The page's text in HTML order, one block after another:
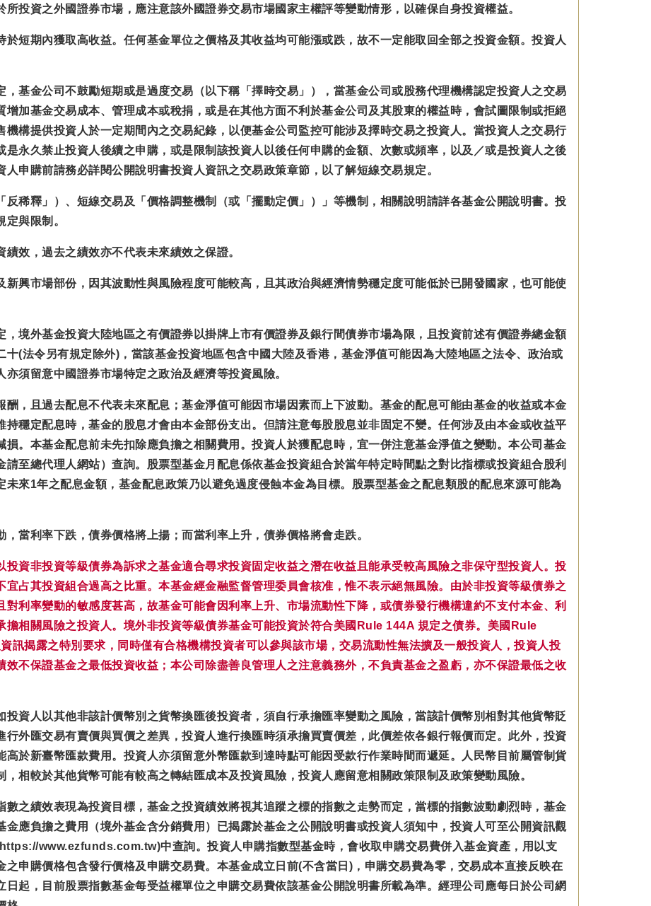
投資之外國證券市場，應注意該外國證券交易市場國家主權評等變動情形，以確保自身投資權益。
短期內獲取高收益。任何基金單位之價格及其收益均可能漲或跌，故不一定能取回全部之投資金額。投資人
基金公司不鼓勵短期或是過度交易（以下稱「擇時交易」），當基金公司或股務代理機構認定投資人之交易
加基金交易成本、管理成本或稅捐，或是在其他方面不利於基金公司及其股東的權益時，會試圖限制或拒絕
構提供投資人於一定期間內之交易紀錄，以便基金公司監控可能涉及擇時交易之投資人。當投資人之交易行
永久禁止投資人後續之申購，或是限制該投資人以後任何申購的金額、次數或頻率，以及／或是投資人之後
申購前請務必詳閱公開說明書投資人資訊之交易政策章節，以了解短線交易規定。
稀釋」）、短線交易及「價格調整機制（或「擺動定價」）」等機制，相關說明請詳各基金公開說明書。投
與限制。
效，過去之績效亦不代表未來績效之保證。
興市場部份，因其波動性與風險程度可能較高，且其政治與經濟情勢穩定度可能低於已開發國家，也可能使
， 境外基金投資大陸地區之有價證券以掛牌上市有價證券及銀行間債券市場為限，且投資前述有價證券總金額
(法令另有規定除外)， 當該基金投資地區包含中國大陸及香港，基金淨值可能因為大陸地區之法令、政治或
亦須留意中國證券市場特定之政治及經濟等投資風險。
，且過去配息不代表未來配息；基金淨值可能因市場因素而上下波動。基金的配息可能由基金的收益或本金
持穩定配息時，基金的股息才會由本金部份支出。但請注意每股股息並非固定不變。 任何涉及由本金或收益平
。本基金配息前未先扣除應負擔之相關費用。投資人於獲配息時，宜一併注意基金淨值之變動。本公司基金
至總代理人網站）查詢。股票型基金月配息係依基金投資組合於當年特定時間點之對比指標或投資組合股利
來1年之配息金額，基金配息政策乃以避免過度侵蝕本金為目標。股票型基金之配息類股的配息來源可能為
當利率下跌，債券價格將上揚；而當利率上升，債券價格將會走跌。
資非投資等級債券為訴求之基金適合尋求投資固定收益之潛在收益且能承受較高風險之非保守型投資人。投
占其投資組合過高之比重。本基金經金融監督管理委員會核准，惟不表示絕無風險。由於非投資等級債券之
利率變動的敏感度甚高，故基金可能會因利率上升、市場流動性下降，或債券發行機構違約不支付本金、利
擔相關風險之投資人。境外非投資等級債券基金可能投資於符合美國Rule 144A 規定之債券。美國Rule
訊揭露之特別要求，同時僅有合格機構投資者可以參與該市場，交易流動性無法擴及一般投資人，投資人投
不保證基金之最低投資收益；本公司除盡善良管理人之注意義務外，不負責基金之盈虧，亦不保證最低之收
資人以其他非該計價幣別之貨幣換匯後投資者，須自行承擔匯率變動之風險，當該計價幣別相對其他貨幣貶
外匯交易有賣價與買價之差異，投資人進行換匯時須承擔買賣價差，此價差依各銀行報價而定。此外，投資
高於新臺幣匯款費用。投資人亦須留意外幣匯款到達時點可能因受款行作業時間而遞延。人民幣目前屬管制貨
相較於其他貨幣可能有較高之轉結匯成本及投資風險，投資人應留意相關政策限制及政策變動風險。
之績效表現為投資目標，基金之投資績效將視其追蹤之標的指數之走勢而定，當標的指數波動劇烈時，基金
應負擔之費用（境外基金含分銷費用）已揭露於基金之公開說明書或投資人須知中，投資人可至公開資訊觀
www.ezfunds.com.tw)中查詢。投資人申購指數型基金時，會收取申購交易費併入基金資產，用以支
申購價格包含發行價格及申購交易費。本基金成立日前(不含當日)，申購交易費為零，交易成本直接反映在
起，目前股票指數基金每受益權單位之申購交易費依該基金公開說明書所載為準。經理公司應每日於公司網